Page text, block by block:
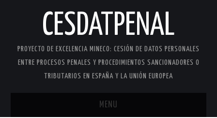
CESDATPENAL
PROYECTO DE EXCELENCIA MINECO: CESIÓN DE DATOS PERSONALES
ENTRE PROCESOS PENALES Y PROCEDIMIENTOS SANCIONADORES O
TRIBUTARIOS EN ESPAÑA Y LA UNIÓN EUROPEA
MENU